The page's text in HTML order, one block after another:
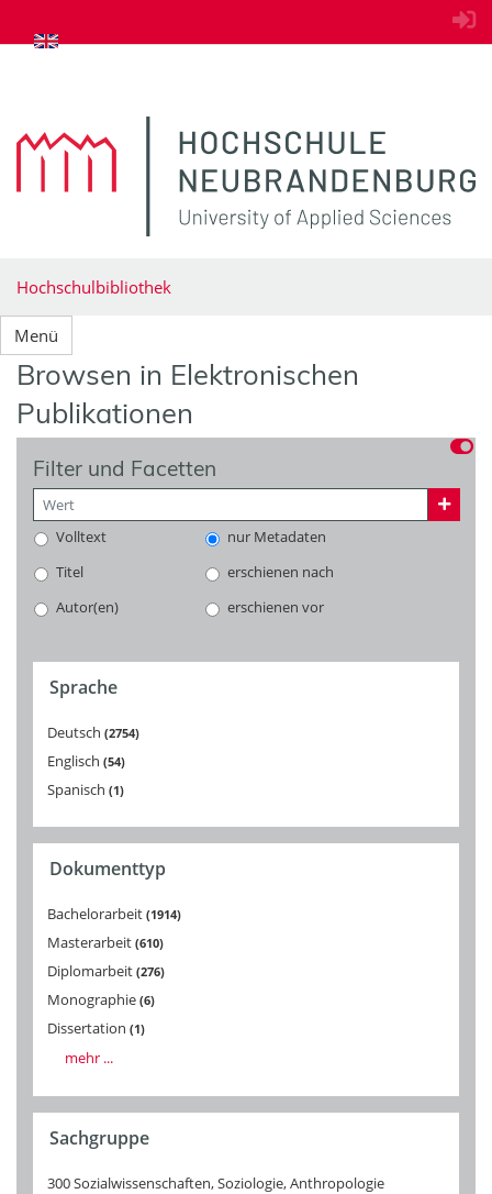
zum Inhalt springen
Hochschulbibliothek
Menü
Browsen in Elektronischen
Publikationen
Filter und Facetten
Volltext
nur Metadaten
Titel
erschienen nach
Autor(en)
erschienen vor
Sprache
Deutsch 2754
Englisch 54
Spanisch 1
Dokumenttyp
Bachelorarbeit 1914
Masterarbeit 610
Diplomarbeit 276
Monographie 6
Dissertation 1
mehr ...
Sachgruppe
300 Sozialwissenschaften, Soziologie, Anthropologie